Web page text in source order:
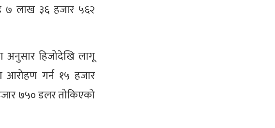
७ लाख ३६ हजार ५६२
अनुसार हिजोदेखि लागू
आरोहण गर्न १५ हजार
७५० डलर तोकिएको